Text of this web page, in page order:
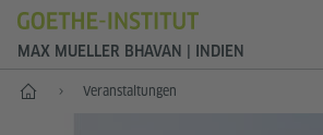
MAX MUELLER BHAVAN | INDIEN
Start Veranstaltungen